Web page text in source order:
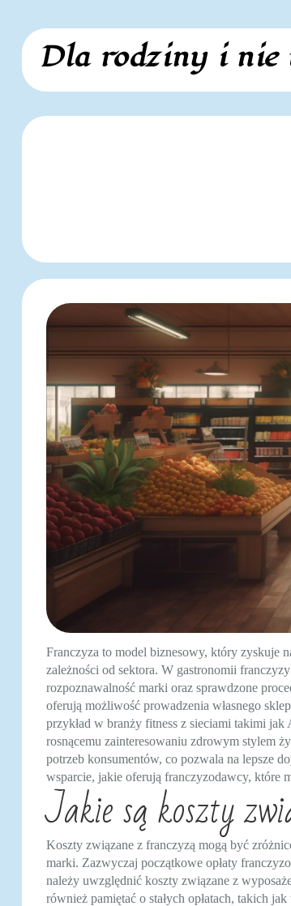
content
Dla rodziny i nie
Franczyza to model biznesowy, który zyskuje
zależności od sektora. W gastronomii
rozpoznawalność marki oraz sprawdzone
oferują możliwość prowadzenia własnego
przykład w branży fitness z sieciami takimi
rosnącemu zainteresowaniu zdrowym stylem
potrzeb konsumentów, co pozwala na lepsze
wsparcie, jakie oferują franczyzodawcy, które
Jakie są koszty
Koszty związane z franczyzą mogą być
marki. Zazwyczaj początkowe opłaty
należy uwzględnić koszty związane z
również pamiętać o stałych opłatach, takich